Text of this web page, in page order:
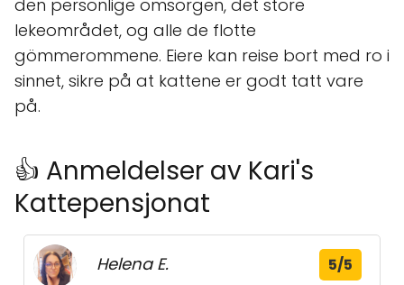
den personlige omsorgen, det store
lekeområdet, og alle de flotte
gömmerommene. Eiere kan reise bort med ro i
sinnet, sikre på at kattene er godt tatt vare
på.
👍 Anmeldelser av Kari's
Kattepensjonat
Helena E. 5/5